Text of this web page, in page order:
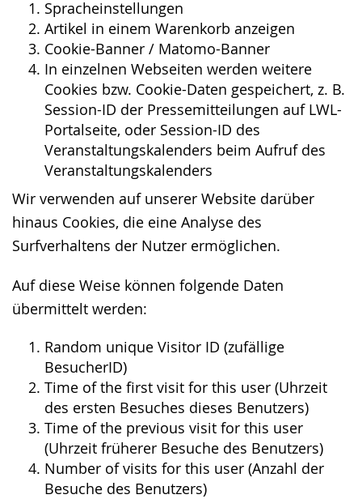
Spracheinstellungen
Artikel in einem Warenkorb anzeigen
Cookie-Banner / Matomo-Banner
In einzelnen Webseiten werden weitere
Cookies bzw. Cookie-Daten gespeichert, z. B.
Session-ID der Pressemitteilungen auf LWL-
Portalseite, oder Session-ID des
Veranstaltungskalenders beim Aufruf des
Veranstaltungskalenders
Wir verwenden auf unserer Website darüber
hinaus Cookies, die eine Analyse des
Surfverhaltens der Nutzer ermöglichen.
Auf diese Weise können folgende Daten
übermittelt werden:
Random unique Visitor ID (zufällige
BesucherID)
Time of the first visit for this user (Uhrzeit
des ersten Besuches dieses Benutzers)
Time of the previous visit for this user
(Uhrzeit früherer Besuche des Benutzers)
Number of visits for this user (Anzahl der
Besuche des Benutzers)